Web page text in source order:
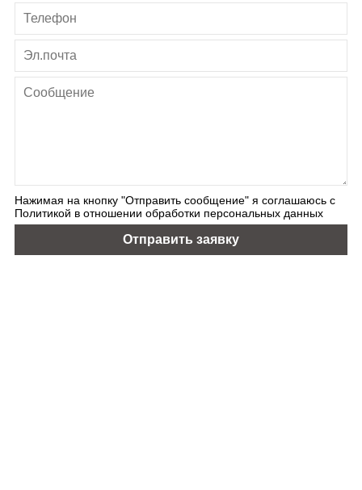
Нажимая на кнопку "Отправить сообщение" я соглашаюсь с
Политикой в отношении обработки персональных данных